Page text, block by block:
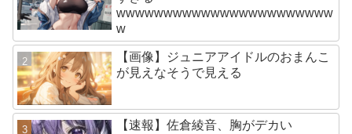
wwwwwwwwwwwwwwwwwwwwwww
w
【画像】ジュニアアイドルのおまんこ
が見えなそうで見える
【速報】佐倉綾音、胸がデカい